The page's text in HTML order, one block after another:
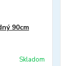
90cm
Skladom